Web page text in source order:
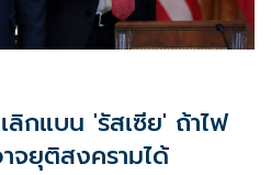
กแบน 'รัสเซีย' ถ้าไฟ
จยุติสงครามได้